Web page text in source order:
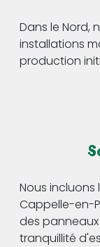
Dans le Nord,
installations
production
Nous
Cappelle-en-
des
tranquillité